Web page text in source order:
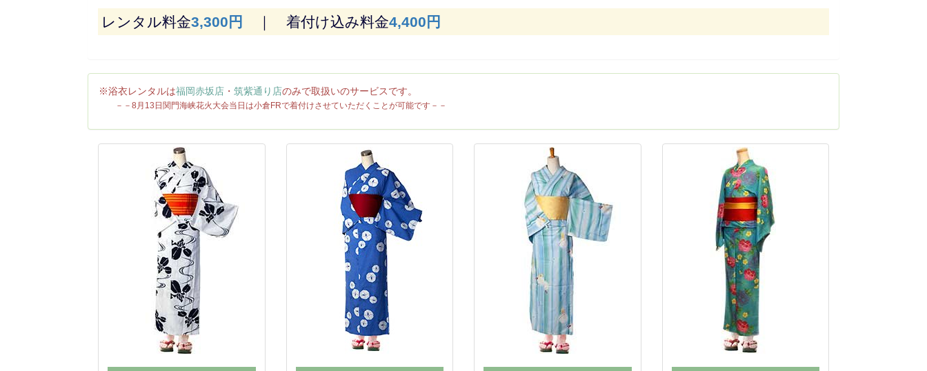
レンタル料金3,300円 ｜ 着付け込み料金4,400円
※浴衣レンタルは福岡赤坂店 ・ 筑紫通り店のみで取扱いのサービスです。
－－8月13日関門海峡花火大会当日は小倉FRで着付けさせていただくことが可能です－－